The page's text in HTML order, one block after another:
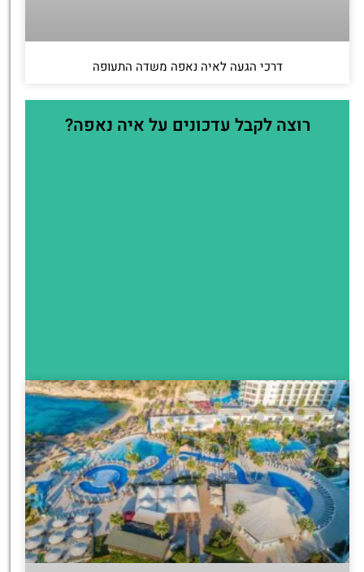
דרכי הגעה לאיה נאפה משדה התעופה
רוצה לקבל עדכונים על איה נאפה?